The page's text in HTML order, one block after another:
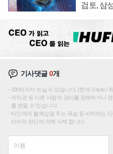
검토, 삼
기사댓글0개
200자까지 쓰실 수 있습니다. (현재 0 byte /
저작권 등 다른 사람의 권리를 침해하거나
를 받을 수 있습니다.
타인에게 불쾌감을 주는 욕설 등 비하하는
리자의 판단에 의해 삭제 합니다.